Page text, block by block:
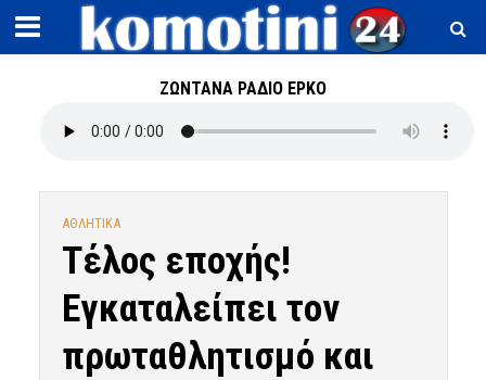
ΖΩΝΤΑΝΑ ΡΑΔΙΟ ΕΡΚΟ
ΑΘΛΗΤΙΚΑ
Τέλος εποχής!
Εγκαταλείπει τον
πρωταθλητισμό και